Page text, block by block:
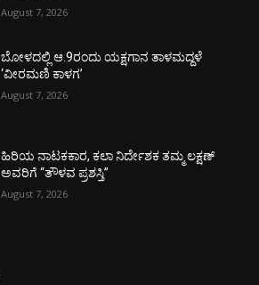
August 7, 2026
ಬೋಳದಲ್ಲಿ ಆ.9ರಂದು ಯಕ್ಷಗಾನ ತಾಳಮದ್ದಳೆ
‘ವೀರಮಣಿ ಕಾಳಗ’
August 7, 2026
ಹಿರಿಯ ನಾಟಕಕಾರ, ಕಲಾ ನಿರ್ದೇಶಕ ತಮ್ಮ ಲಕ್ಷಣ್
ಅವರಿಗೆ “ತೌಳವ ಪ್ರಶಸ್ತಿ”
August 7, 2026